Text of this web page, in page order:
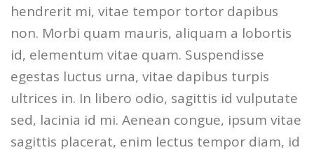
hendrerit mi, vitae tempor tortor dapibus
non. Morbi quam mauris, aliquam a lobortis
id, elementum vitae quam. Suspendisse
egestas luctus urna, vitae dapibus turpis
ultrices in. In libero odio, sagittis id vulputate
sed, lacinia id mi. Aenean congue, ipsum vitae
sagittis placerat, enim lectus tempor diam, id